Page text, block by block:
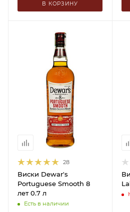
В КОРЗИНУ
28
Виски Dewar's
Portuguese Smooth 8
лет 0.7 л
Есть в наличии